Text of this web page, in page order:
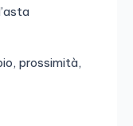
prossimità,